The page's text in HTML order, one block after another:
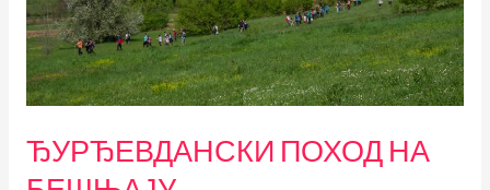
ЂУРЂЕВДАНСКИ ПОХОД НА